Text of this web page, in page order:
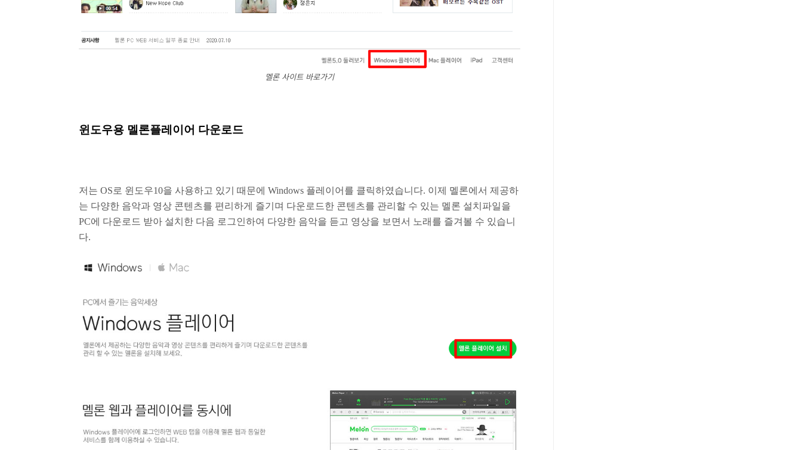
멜론 사이트 바로가기
윈도우용 멜론플레이어 다운로드
저는 OS로 윈도우10을 사용하고 있기 때문에 Windows 플레이어를 클릭하였습니다. 이제 멜론에서 제공하
는 다양한 음악과 영상 콘텐츠를 편리하게 즐기며 다운로드한 콘텐츠를 관리할 수 있는 멜론 설치파일을
PC에 다운로드 받아 설치한 다음 로그인하여 다양한 음악을 듣고 영상을 보면서 노래를 즐겨볼 수 있습니
다.